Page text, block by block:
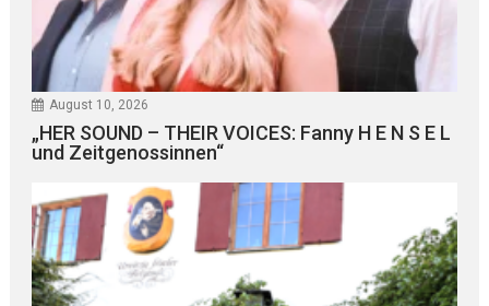
August 10, 2026
„HER SOUND – THEIR VOICES: Fanny H E N S E L
und Zeitgenossinnen“